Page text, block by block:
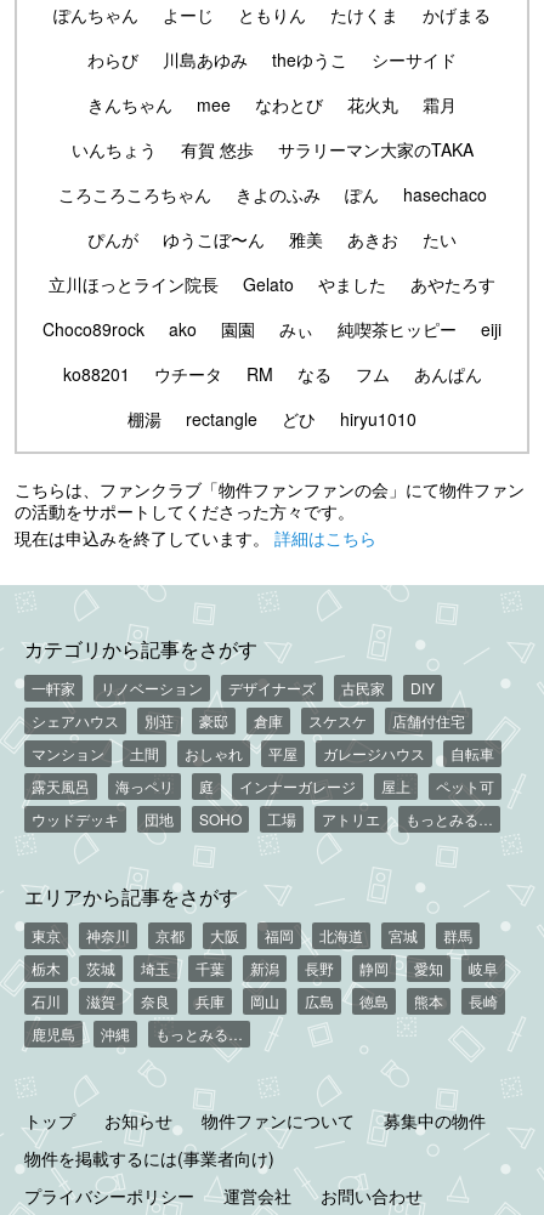
ぽんちゃん
よーじ ともりん たけくま
かげまる
わらび
川島あゆみ theゆうこ
シーサイド
きんちゃん
mee なわとび 花火丸
霜月
いんちょう
有賀 悠歩
サラリーマン大家のTAKA
ころころころちゃん
きよのふみ ぽん
hasechaco
ぴんが
ゆうこぼ〜ん 雅美 あきお
たい
立川ほっとライン院長
Gelato やました
あやたろす
Choco89rock
ako 園園 みぃ 純喫茶ヒッピー
eiji
ko88201
ウチータ RM なる フム
あんぱん
棚湯
rectangle どひ hiryu1010
こちらは、ファンクラブ「物件ファンファンの会」にて物件ファン
の活動をサポートしてくださった方々です。
現在は申込みを終了しています。 詳細はこちら
カテゴリから記事をさがす
一軒家 リノベーション デザイナーズ 古民家
DIY
シェアハウス
別荘 豪邸 倉庫 スケスケ
店舗付住宅
マンション
土間 おしゃれ 平屋 ガレージハウス
自転車
露天風呂
海っペリ 庭 インナーガレージ 屋上
ペット可
ウッドデッキ
団地 SOHO 工場 アトリエ もっとみる…
エリアから記事をさがす
東京 神奈川 京都 大阪 福岡 北海道 宮城
群馬
栃木
茨城 埼玉 千葉 新潟 長野 静岡 愛知
岐阜
石川
滋賀 奈良 兵庫 岡山 広島 徳島 熊本
長崎
鹿児島
沖縄 もっとみる…
トップ お知らせ 物件ファンについて
募集中の物件
物件を掲載するには(事業者向け)
プライバシーポリシー
運営会社 お問い合わせ